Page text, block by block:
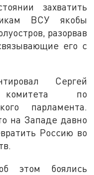
захватить
ВСУ якобы
разорвав
его с
Сергей
по
парламента.
на Западе давно
Россию во
этом боялись